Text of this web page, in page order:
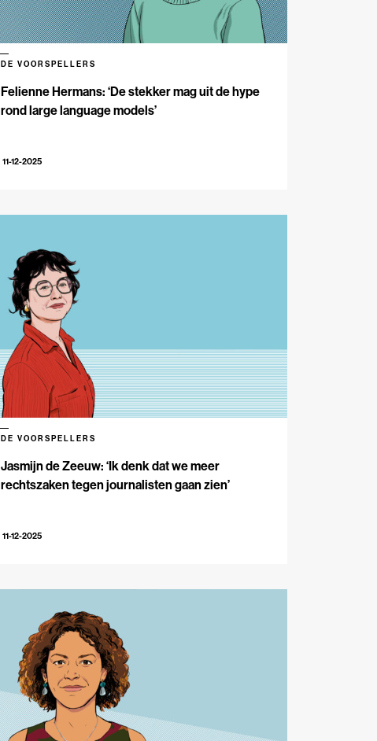
Felienne Hermans: ‘De stekker mag uit de hype
rond large language models’
DE VOORSPELLERS
11-12-2025
Jasmijn de Zeeuw: ‘Ik denk dat we meer
rechtszaken tegen journalisten gaan zien’
DE VOORSPELLERS
11-12-2025